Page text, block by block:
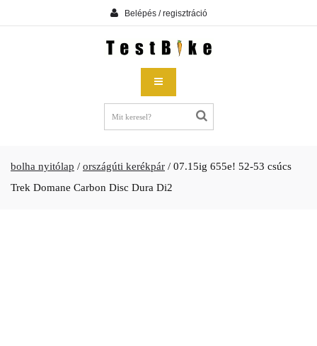
Belépés / regisztráció
bolha nyitólap / országúti kerékpár / 07.15ig 655e! 52-53 csúcs
Trek Domane Carbon Disc Dura Di2